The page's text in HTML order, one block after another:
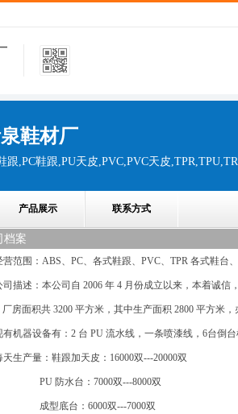
鞋材厂
跟,PC鞋跟,PU天皮,PVC,PVC天皮
产品展示 联系方式
档案
营范围：ABS、PC、各式鞋跟、PVC、TPR 各式鞋台
司描述：本公司自 2006 年 4 月份成立以来，本着诚
厂房面积共 3200 平方米，其中生产面积 2800 平方米
有机器设备有：2 台 PU 流水线，一条喷漆线，6台倒台
天生产量：鞋跟加天皮：16000双---20000双
PU 防水台：7000双---8000双
成型底台：6000双---7000双